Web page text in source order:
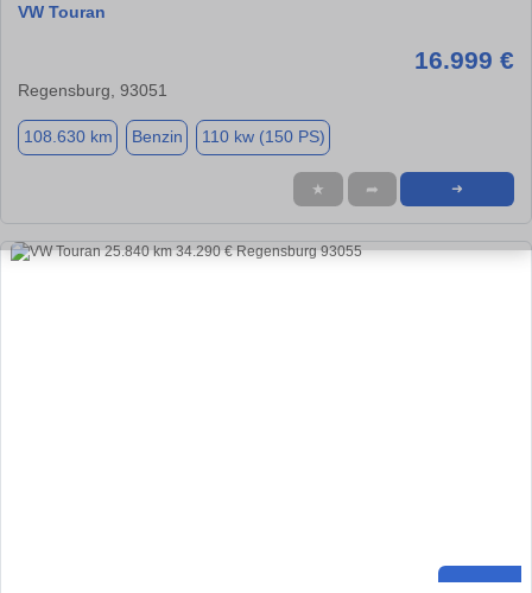
VW Touran
16.999 €
Regensburg, 93051
108.630 km Benzin 110 kw (150 PS)
★ ➦ ➜